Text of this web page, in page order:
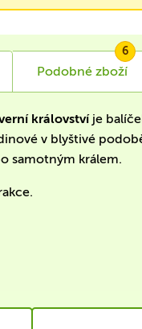
Podobné zboží
6
království je
v blyštivé
samotným králem.